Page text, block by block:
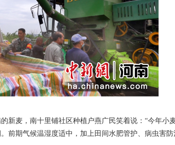
麦，南十里铺社区种植户燕广民笑着说：“今年小
前期气候温湿度适中，加上田间水肥管护、病虫害防